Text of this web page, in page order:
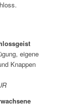
eigene
Knappen